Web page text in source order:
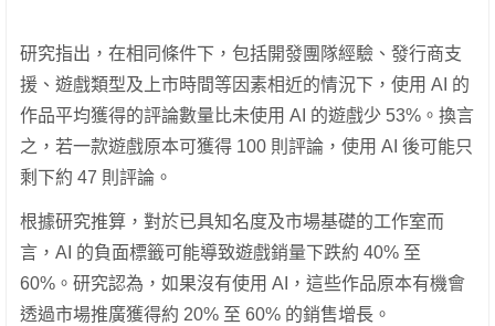
研究指出，在相同條件下，包括開發團隊經驗、發行商支
援、遊戲類型及上市時間等因素相近的情況下，使用 AI 的
作品平均獲得的評論數量比未使用 AI 的遊戲少 53%。換言
之，若一款遊戲原本可獲得 100 則評論，使用 AI 後可能只
剩下約 47 則評論。
根據研究推算，對於已具知名度及市場基礎的工作室而
言，AI 的負面標籤可能導致遊戲銷量下跌約 40% 至
60%。研究認為，如果沒有使用 AI，這些作品原本有機會
透過市場推廣獲得約 20% 至 60% 的銷售增長。